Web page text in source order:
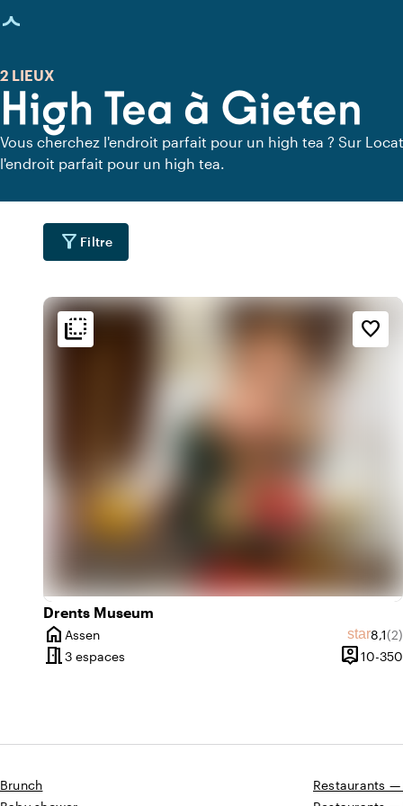
chargée
High Tea à Gieten
2 LIEUX
Vous cherchez l'endroit parfait pour un high tea ? Sur
l'endroit parfait pour un high tea.
filter_alt Filtre
Drents Museum
home
Ville
Assen starNote
8,1(2)
meeting_room3 espaces person_pin
Capacité
10-350
flip_to_back favorite_border
flip_to_back Ambiance
info
Accessibilité et emplacement
forest
Brunch
Restaurants